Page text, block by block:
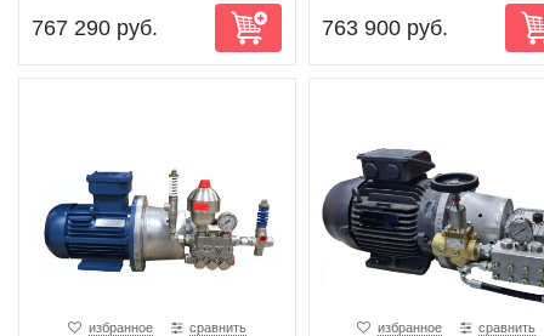
767 290 руб. 763 900 руб.
избранное сравнить избранное сравнить